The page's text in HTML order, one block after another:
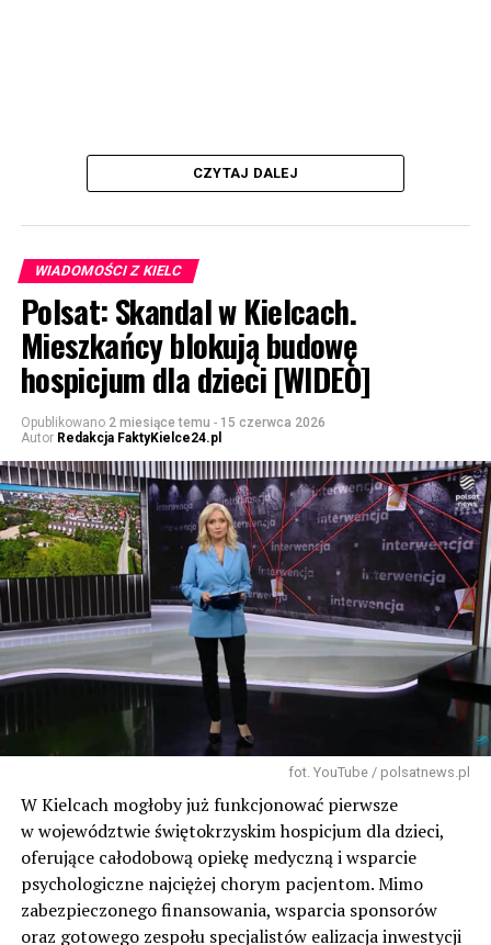
CZYTAJ DALEJ
WIADOMOŚCI Z KIELC
Polsat: Skandal w Kielcach.
Mieszkańcy blokują budowę
hospicjum dla dzieci [WIDEO]
Opublikowano 2 miesiące temu - 15 czerwca 2026
Autor Redakcja FaktyKielce24.pl
fot. YouTube / polsatnews.pl
W Kielcach mogłoby już funkcjonować pierwsze
w województwie świętokrzyskim hospicjum dla dzieci,
oferujące całodobową opiekę medyczną i wsparcie
psychologiczne najciężej chorym pacjentom. Mimo
zabezpieczonego finansowania, wsparcia sponsorów
oraz gotowego zespołu specjalistów ealizacja inwestycji